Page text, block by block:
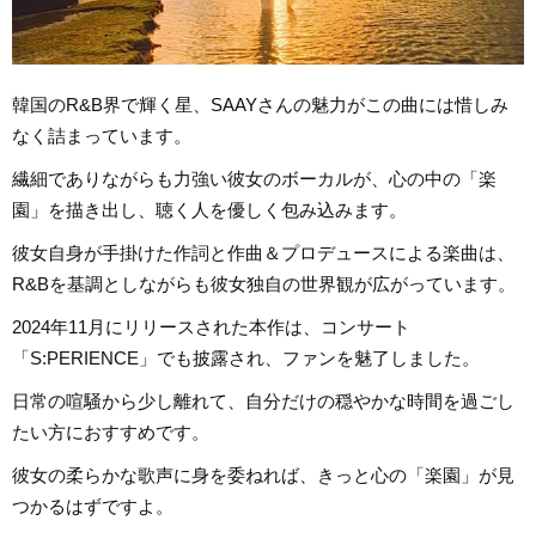
韓国のR&B界で輝く星、SAAYさんの魅力がこの曲には惜しみ
なく詰まっています。
繊細でありながらも力強い彼女のボーカルが、心の中の「楽
園」を描き出し、聴く人を優しく包み込みます。
彼女自身が手掛けた作詞と作曲＆プロデュースによる楽曲は、
R&Bを基調としながらも彼女独自の世界観が広がっています。
2024年11月にリリースされた本作は、コンサート
「S:PERIENCE」でも披露され、ファンを魅了しました。
日常の喧騒から少し離れて、自分だけの穏やかな時間を過ごし
たい方におすすめです。
彼女の柔らかな歌声に身を委ねれば、きっと心の「楽園」が見
つかるはずですよ。